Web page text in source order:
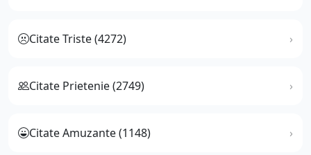
Citate Triste (4272)
Citate Prietenie (2749)
Citate Amuzante (1148)